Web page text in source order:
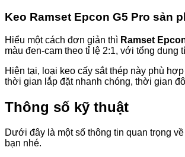
Keo Ramset Epcon G5 Pro sản
Hiểu một cách đơn giản thì Ramset
màu đen-cam theo tỉ lệ 2:1, với tổng dung
Hiện tại, loại keo cấy sắt thép này phù
thời gian lắp đặt nhanh chóng, thời gian
Thông số kỹ thuật
Dưới đây là một số thông tin quan trọng
bạn nhé.